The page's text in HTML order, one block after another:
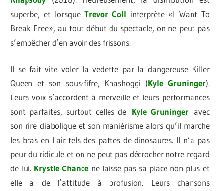
superbe, et lorsque Trevor Coll interprète «I Want To
Break Free», au tout début du spectacle, on ne peut pas
s’empêcher d’en avoir des frissons.
Il se fait vite voler la vedette par la dangereuse Killer
Queen et son sous-fifre, Khashoggi (Kyle Gruninger).
Leurs voix s’accordent à merveille et leurs performances
sont parfaites, surtout celles de Kyle Gruninger avec
son rire diabolique et son maniérisme alors qu’il marche
les bras en l’air tels des pattes de dinosaures. Il n’a pas
peur du ridicule et on ne peut pas décrocher notre regard
de lui. Krystle Chance ne laisse pas sa place non plus et
elle a de l’attitude à profusion. Leurs chansons